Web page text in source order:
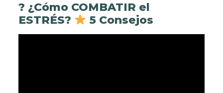
? ¿Cómo COMBATIR el
ESTRÉS?
5 Consejos